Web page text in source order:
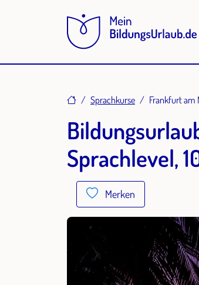
HomeSprachkurse Frankfurt am
Sprachlevel,
Merken